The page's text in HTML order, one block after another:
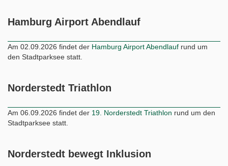
Hamburg Airport Abendlauf
Am 02.09.2026 findet der Hamburg Airport Abendlauf rund um
den Stadtparksee statt.
Norderstedt Triathlon
Am 06.09.2026 findet der 19. Norderstedt Triathlon rund um den
Stadtparksee statt.
Norderstedt bewegt Inklusion